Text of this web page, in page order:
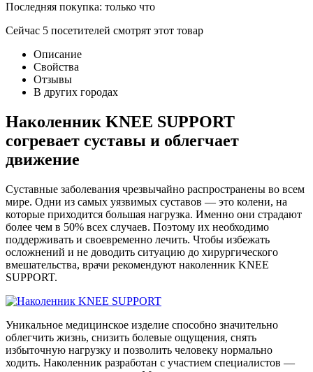
Последняя покупка: только что
Сейчас 5 посетителей смотрят этот товар
Описание
Свойства
Отзывы
В других городах
Наколенник KNEE SUPPORT
согревает суставы и облегчает
движение
Суставные заболевания чрезвычайно распространены во всем
мире. Одни из самых уязвимых суставов — это колени, на
которые приходится большая нагрузка. Именно они страдают
более чем в 50% всех случаев. Поэтому их необходимо
поддерживать и своевременно лечить. Чтобы избежать
осложнений и не доводить ситуацию до хирургического
вмешательства, врачи рекомендуют наколенник KNEE
SUPPORT.
Уникальное медицинское изделие способно значительно
облегчить жизнь, снизить болевые ощущения, снять
избыточную нагрузку и позволить человеку нормально
ходить. Наколенник разработан с участием специалистов —